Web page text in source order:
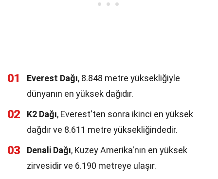
01 Everest Dağı, 8.848 metre yüksekliğiyle
dünyanın en yüksek dağıdır.
02 K2 Dağı, Everest'ten sonra ikinci en yüksek
dağdır ve 8.611 metre yüksekliğindedir.
03 Denali Dağı, Kuzey Amerika'nın en yüksek
zirvesidir ve 6.190 metreye ulaşır.